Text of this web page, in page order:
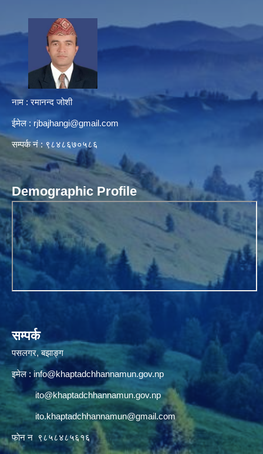
नाम : रमानन्द जोशी
ईमेल : rjbajhangi@gmail.com
सम्पर्क नं : ९८४८६७०५८६
Demographic Profile
सम्पर्क
पसलगर, बझाङ्ग
इमेल : info@khaptadchhannamun.gov.np
ito@khaptadchhannamun.gov.np
ito.khaptadchhannamun@gmail.com
फाेन न‌‍‍ ९८५८४८५६१६